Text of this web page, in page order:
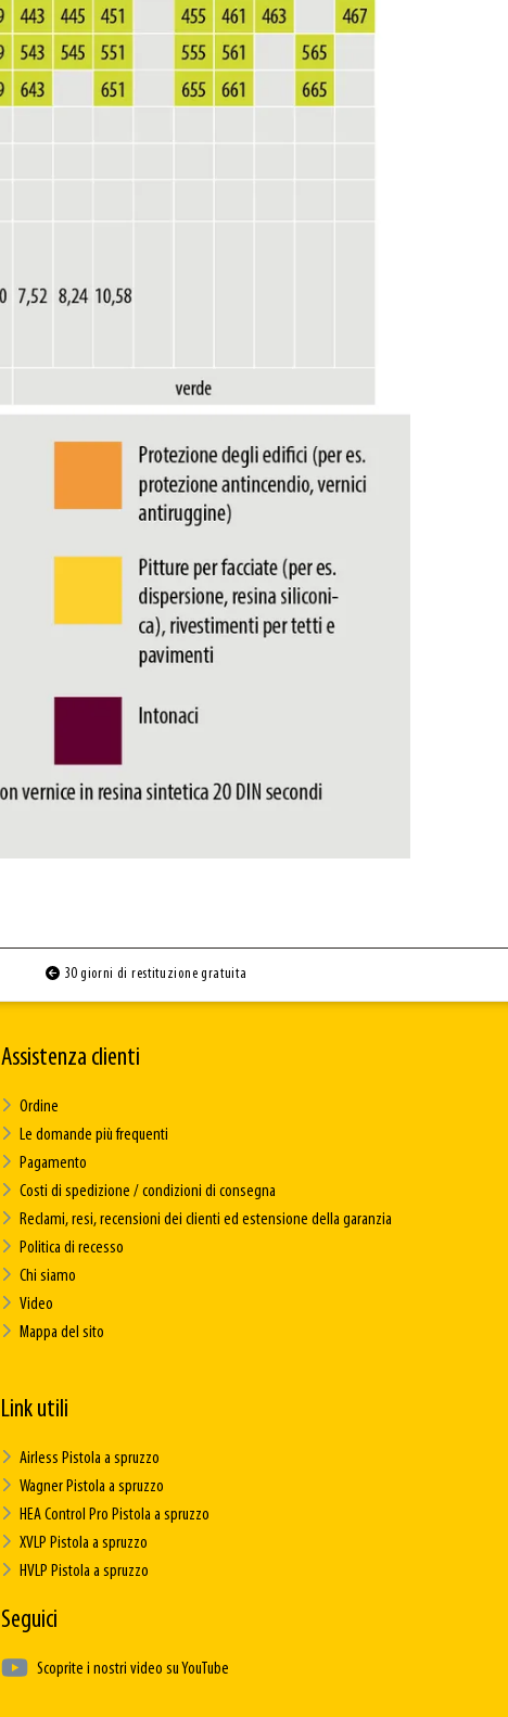
30 giorni di restituzione gratuita
Assistenza clienti
Ordine
Le domande più frequenti
Pagamento
Costi di spedizione / condizioni di consegna
Reclami, resi, recensioni dei clienti ed estensione della garanzia
Politica di recesso
Chi siamo
Video
Mappa del sito
Link utili
Airless Pistola a spruzzo
Wagner Pistola a spruzzo
HEA Control Pro Pistola a spruzzo
XVLP Pistola a spruzzo
HVLP Pistola a spruzzo
Seguici
Scoprite i nostri video su YouTube